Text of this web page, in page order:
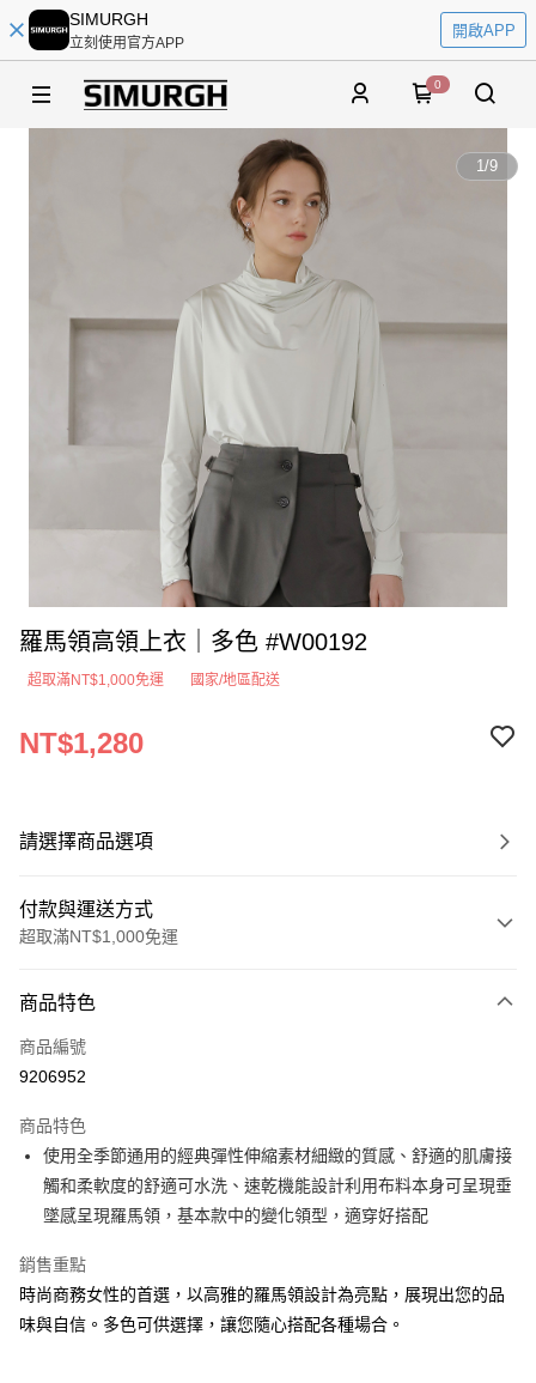
SIMURGH
立刻使用官方APP
開啟APP
0
1/9
羅馬領高領上衣｜多色 #W00192
超取滿NT$1,000免運 國家/地區配送
NT$1,280
請選擇商品選項
付款與運送方式
超取滿NT$1,000免運
信用卡一次付款
超商取貨付款
Apple Pay
悠遊付
ATM付款
商品特色
商品編號
9206952
商品特色
使用全季節通用的經典彈性伸縮素材細緻的質感、舒適的肌膚接
觸和柔軟度的舒適可水洗、速乾機能設計利用布料本身可呈現垂
墜感呈現羅馬領，基本款中的變化領型，適穿好搭配
銷售重點
時尚商務女性的首選，以高雅的羅馬領設計為亮點，展現出您的品
味與自信。多色可供選擇，讓您隨心搭配各種場合。